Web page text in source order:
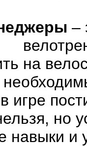
–
на
но
навыки и